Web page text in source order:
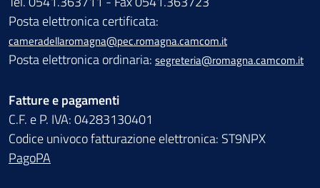
Posta elettronica certificata:
cameradellaromagna@pec.romagna.camcom.it
Posta elettronica ordinaria: segreteria@romagna.camcom.it
Fatture e pagamenti
C.F. e P. IVA: 04283130401
Codice univoco fatturazione elettronica: ST9NPX
PagoPA